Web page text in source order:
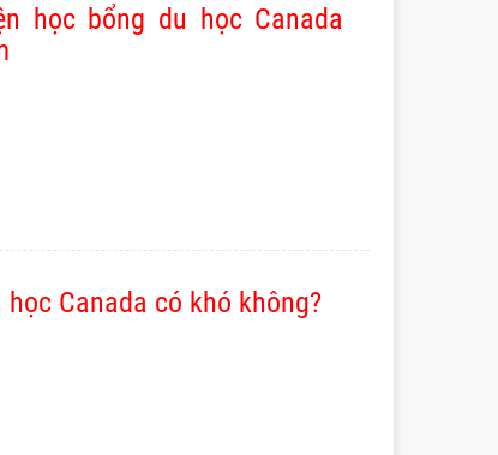
học bổng du học Canada
Canada có khó không?